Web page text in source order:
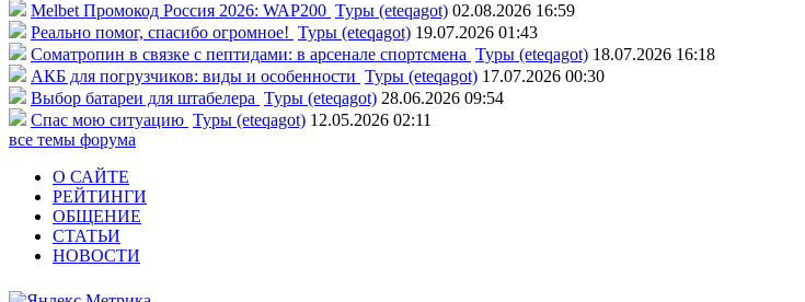
Melbet Промокод Россия 2026: WAP200 Туры (eteqagot) 02.08.2026 16:59
Реально помог, спасибо огромное! Туры (eteqagot) 19.07.2026 01:43
Соматропин в связке с пептидами: в арсенале спортсмена Туры (eteqagot) 18.07.2026 16:18
АКБ для погрузчиков: виды и особенности Туры (eteqagot) 17.07.2026 00:30
Выбор батареи для штабелера Туры (eteqagot) 28.06.2026 09:54
Спас мою ситуацию Туры (eteqagot) 12.05.2026 02:11
все темы форума
О САЙТЕ
РЕЙТИНГИ
ОБЩЕНИЕ
СТАТЬИ
НОВОСТИ